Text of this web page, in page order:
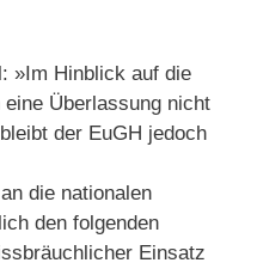
»Im Hinblick auf die
Überlassung nicht
der EuGH jedoch
die nationalen
den folgenden
Einsatz